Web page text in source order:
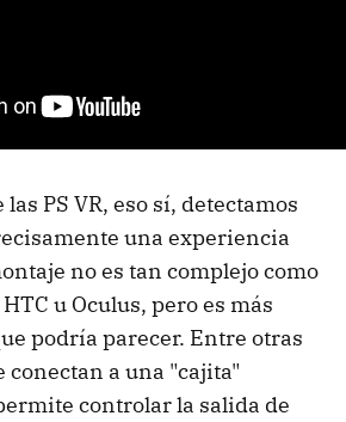
PS VR, eso sí, detectamos
una experiencia
no es tan complejo como
u Oculus, pero es más
podría parecer. Entre otras
conectan a una "cajita"
controlar la salida de